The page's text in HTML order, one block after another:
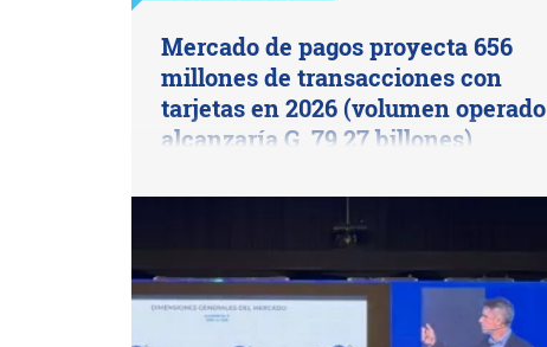
Mercado de pagos proyecta 656
millones de transacciones con
tarjetas en 2026 (volumen operado
alcanzaría G. 79,27 billones)